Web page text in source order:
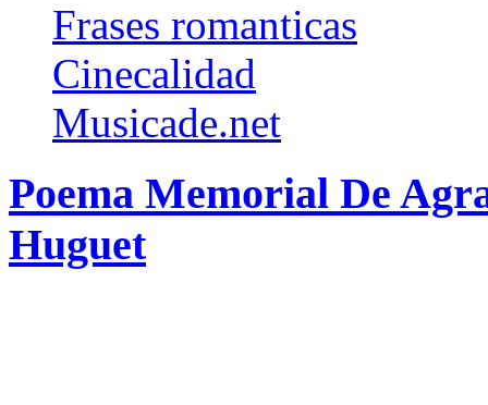
Frases romanticas
Cinecalidad
Musicade.net
Poema Memorial De
Huguet